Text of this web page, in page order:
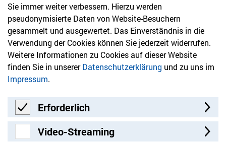
Newsletter
Bleiben Sie mit unserem Newsletter auf dem aktuellsten
Stand mit Themen, die Sie interessieren.
Jetzt anmelden
Sie immer weiter verbessern. Hierzu werden
pseudonymisierte Daten von Website-Besuchern
gesammelt und ausgewertet. Das Einverständnis in die
Verwendung der Cookies können Sie jederzeit widerrufen.
Weitere Informationen zu Cookies auf dieser Website
finden Sie in unsererDatenschutzerklärung und zu uns im
Impressum.
Erforderlich
Erforderlich
Video-Streaming